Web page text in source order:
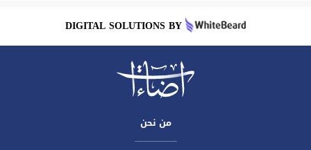
DIGITAL SOLUTIONS BY
من نحن